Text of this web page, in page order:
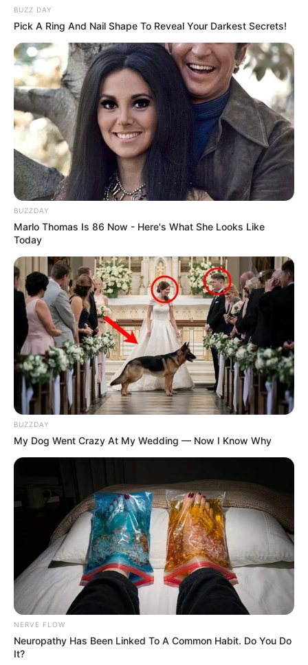
BUZZ DAY
Pick A Ring And Nail Shape To Reveal Your Darkest Secrets!
BUZZDAY
Marlo Thomas Is 86 Now - Here's What She Looks Like
Today
BUZZDAY
My Dog Went Crazy At My Wedding — Now I Know Why
NERVE FLOW
Neuropathy Has Been Linked To A Common Habit. Do You Do
It?